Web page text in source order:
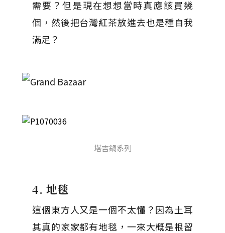
需要？但是現在想想當時真應該買幾
個，然後把台灣紅茶放進去也是種自我
滿足？
塔吉鍋系列
4. 地毯
這個東方人又是一個不太懂？因為土耳
其真的家家都有地毯，一來大概是根留